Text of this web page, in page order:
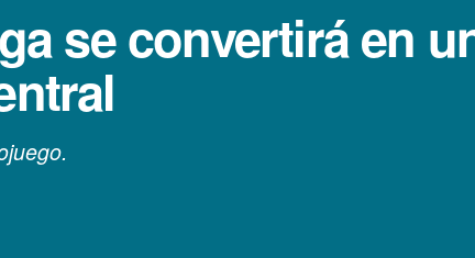
se convertirá en